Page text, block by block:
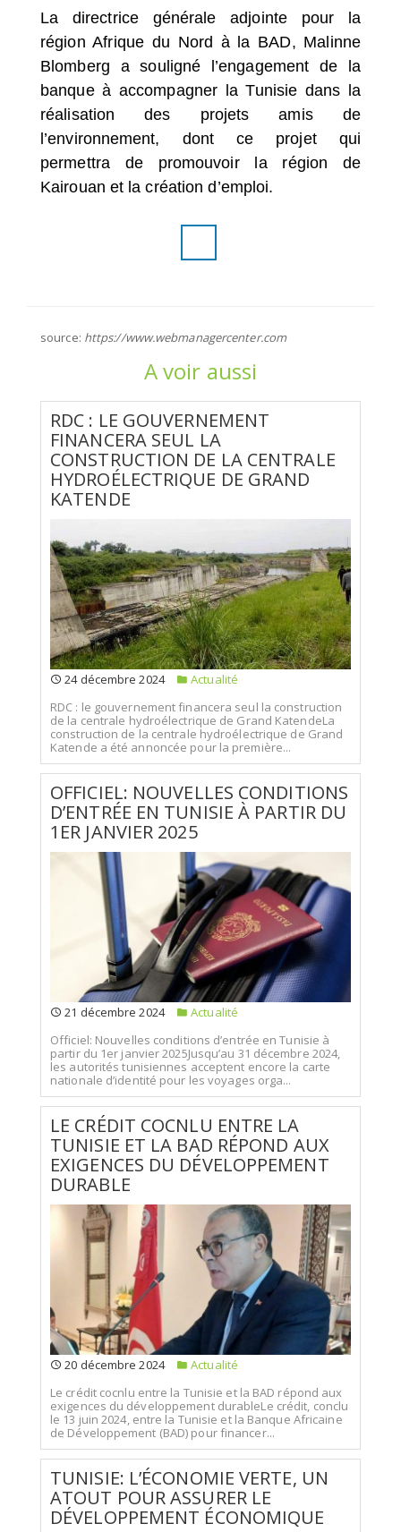
La directrice générale adjointe pour la
région Afrique du Nord à la BAD, Malinne
Blomberg a souligné l’engagement de la
banque à accompagner la Tunisie dans la
réalisation des projets amis de
l’environnement, dont ce projet qui
permettra de promouvoir la région de
Kairouan et la création d’emploi.
source: https://www.webmanagercenter.com
A voir aussi
RDC : LE GOUVERNEMENT
FINANCERA SEUL LA
CONSTRUCTION DE LA CENTRALE
HYDROÉLECTRIQUE DE GRAND
KATENDE
24 décembre 2024
Actualité
RDC : le gouvernement financera seul la construction
de la centrale hydroélectrique de Grand KatendeLa
construction de la centrale hydroélectrique de Grand
Katende a été annoncée pour la première...
OFFICIEL: NOUVELLES CONDITIONS
D’ENTRÉE EN TUNISIE À PARTIR DU
1ER JANVIER 2025
21 décembre 2024
Actualité
Officiel: Nouvelles conditions d’entrée en Tunisie à
partir du 1er janvier 2025Jusqu’au 31 décembre 2024,
les autorités tunisiennes acceptent encore la carte
nationale d’identité pour les voyages orga...
LE CRÉDIT COCNLU ENTRE LA
TUNISIE ET LA BAD RÉPOND AUX
EXIGENCES DU DÉVELOPPEMENT
DURABLE
20 décembre 2024
Actualité
Le crédit cocnlu entre la Tunisie et la BAD répond aux
exigences du développement durableLe crédit, conclu
le 13 juin 2024, entre la Tunisie et la Banque Africaine
de Développement (BAD) pour financer...
TUNISIE: L’ÉCONOMIE VERTE, UN
ATOUT POUR ASSURER LE
DÉVELOPPEMENT ÉCONOMIQUE